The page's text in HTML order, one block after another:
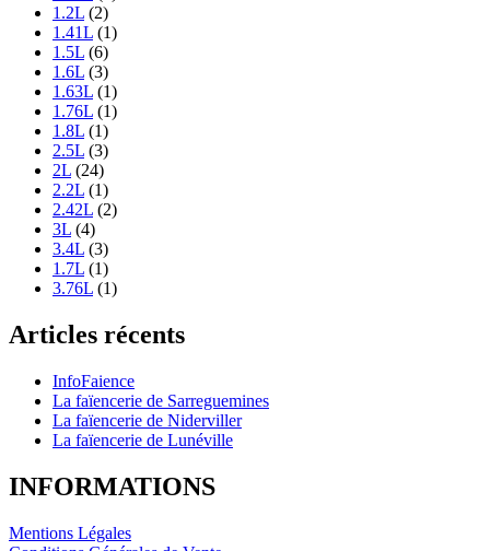
1.2L (2)
1.41L (1)
1.5L (6)
1.6L (3)
1.63L (1)
1.76L (1)
1.8L (1)
2.5L (3)
2L (24)
2.2L (1)
2.42L (2)
3L (4)
3.4L (3)
1.7L (1)
3.76L (1)
Articles récents
InfoFaience
La faïencerie de Sarreguemines
La faïencerie de Niderviller
La faïencerie de Lunéville
INFORMATIONS
Mentions Légales